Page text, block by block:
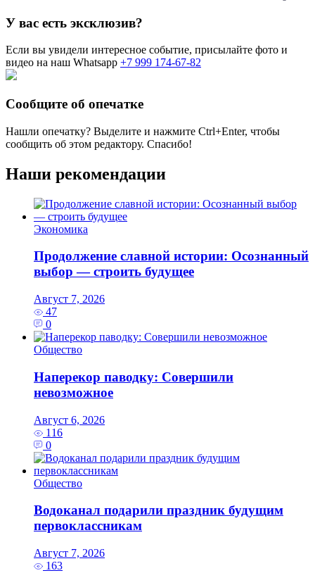
У вас есть эксклюзив?
Если вы увидели интересное событие, присылайте фото и
видео на наш Whatsapp +7 999 174-67-82
Сообщите об опечатке
Нашли опечатку? Выделите и нажмите Ctrl+Enter, чтобы
сообщить об этом редактору. Спасибо!
Наши рекомендации
Экономика
Продолжение славной истории: Осознанный
выбор — строить будущее
Август 7, 2026
47
0
Общество
Наперекор паводку: Совершили
невозможное
Август 6, 2026
116
0
Общество
Водоканал подарили праздник будущим
первоклассникам
Август 7, 2026
163